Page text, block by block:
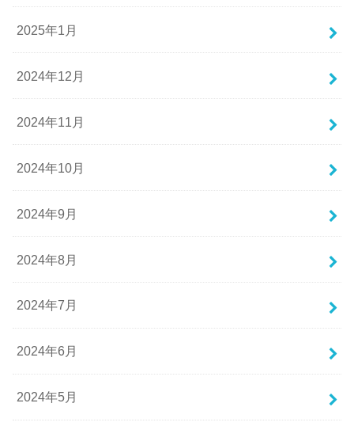
2025年1月
2024年12月
2024年11月
2024年10月
2024年9月
2024年8月
2024年7月
2024年6月
2024年5月